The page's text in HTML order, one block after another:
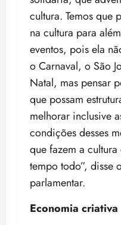
cultura. Temos que
na cultura para
eventos, pois ela
o Carnaval, o São
Natal, mas pensar
que possam
melhorar inclusive
condições desses
que fazem a cultura
tempo todo”, disse
parlamentar.
Economia criativa